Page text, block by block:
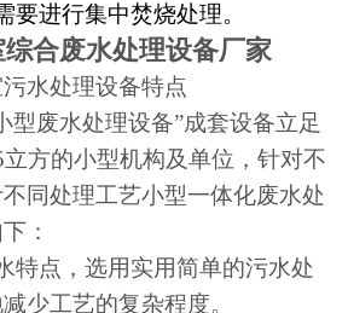
要进行集中焚烧处理。
综合废水处理设备厂家
水处理设备特点
型废水处理设备”成套设备立足
方的小型机构及单位，针对不
同处理工艺小型一体化废水处
：
特点，选用实用简单的污水处
少工艺的复杂程度。